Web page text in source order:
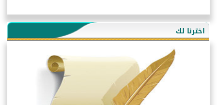
هذه سبيلنا فماذا تنقمون؟!
أُسُـسُ بَـيْـتِ الـمُسْـلِمِ
التَّعْلِيمُ القُرْآنِي
كلمة إلى إخواني السلفيين في الجزائر
اخترنا لك